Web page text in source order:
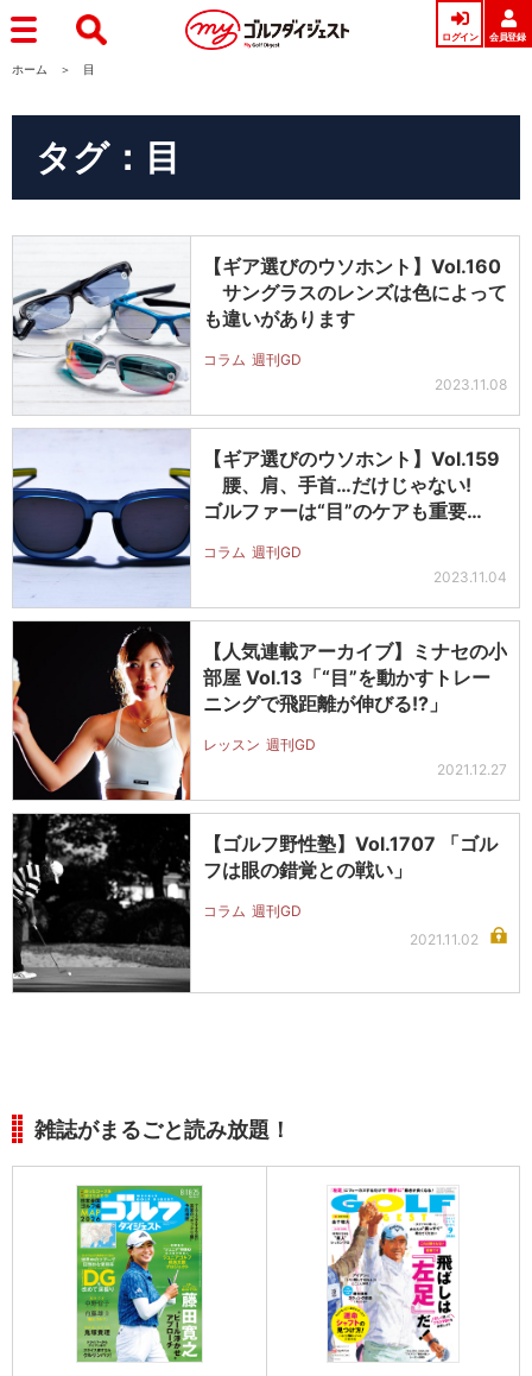
ログイン 会員登録
ホーム 目
タグ：目
【ギア選びのウソホント】Vol.160
サングラスのレンズは色によって
も違いがあります
コラム 週刊GD
2023.11.08
【ギア選びのウソホント】Vol.159
腰、肩、手首…だけじゃない!
ゴルファーは“目”のケアも重要…
コラム 週刊GD
2023.11.04
【人気連載アーカイブ】ミナセの小
部屋 Vol.13「“目”を動かすトレー
ニングで飛距離が伸びる!?」
レッスン 週刊GD
2021.12.27
【ゴルフ野性塾】Vol.1707 「ゴル
フは眼の錯覚との戦い」
コラム 週刊GD
2021.11.02
雑誌がまるごと読み放題！